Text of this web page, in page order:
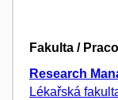
Fakulta /
Research
Lékařská